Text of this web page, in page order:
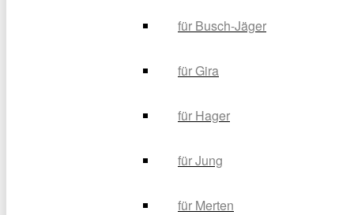
für Busch-Jäger
für Gira
für Hager
für Jung
für Merten